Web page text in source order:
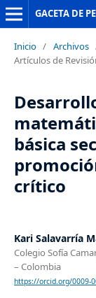
GACETA DE
Inicio / Archivos
Artículos de
básica
crítico
Kari Salavarría
Colegio Sofía
– Colombia
https://orcid.org/0009-